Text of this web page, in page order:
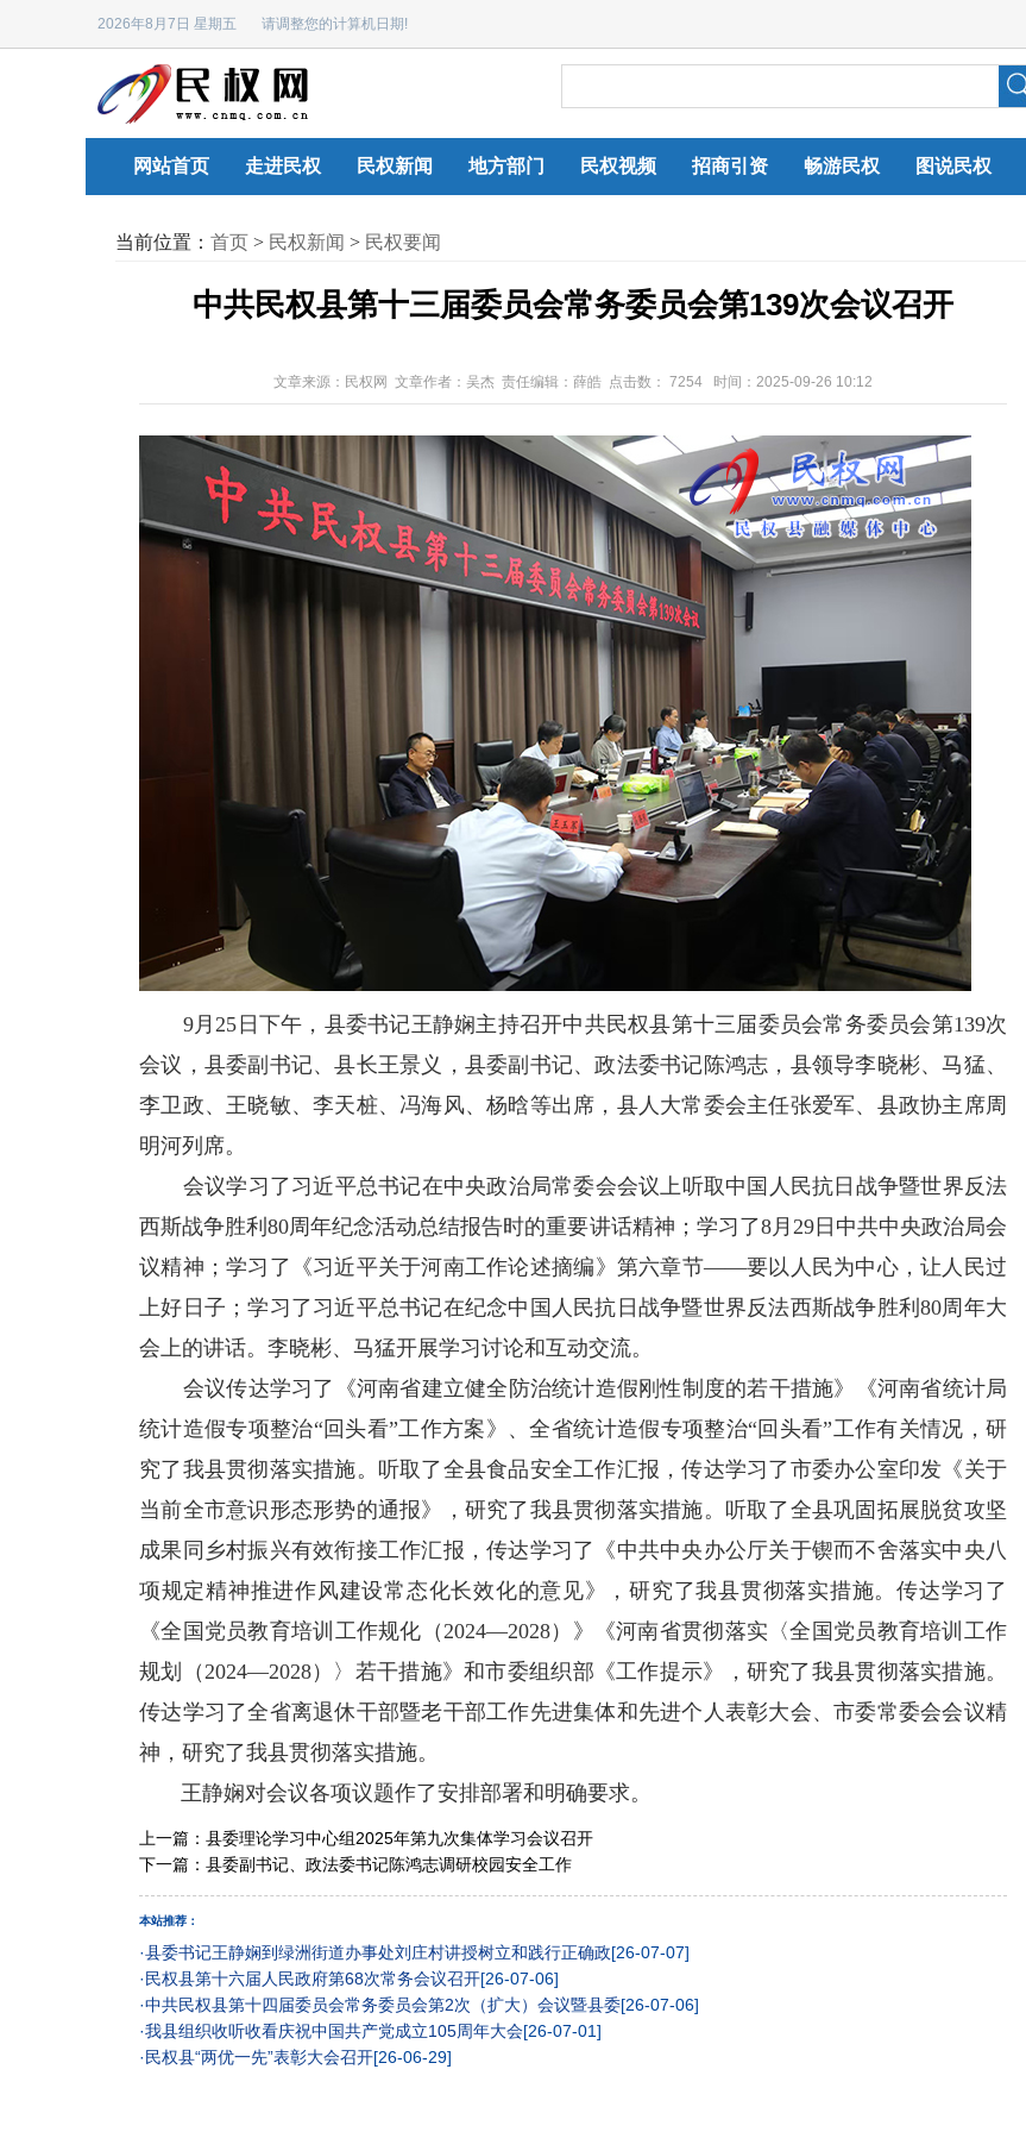
2026年8月7日 星期五 请调整您的计算机日期!
网站首页 走进民权 民权新闻 地方部门 民权视频 招商引资 畅游民权 图说民权
当前位置： 首页 > 民权新闻 > 民权要闻
中共民权县第十三届委员会常务委员会第139次会议召开
文章来源：民权网 文章作者：吴杰 责任编辑：薛皓 点击数： 7254 时间：2025-09-26 10:12
9月25日下午，县委书记王静娴主持召开中共民权县第十三届委员会常务委员会第139次
会议，县委副书记、县长王景义，县委副书记、政法委书记陈鸿志，县领导李晓彬、马猛、
李卫政、王晓敏、李天桩、冯海风、杨晗等出席，县人大常委会主任张爱军、县政协主席周
明河列席。
会议学习了习近平总书记在中央政治局常委会会议上听取中国人民抗日战争暨世界反法
西斯战争胜利80周年纪念活动总结报告时的重要讲话精神；学习了8月29日中共中央政治局会
议精神；学习了《习近平关于河南工作论述摘编》第六章节——要以人民为中心，让人民过
上好日子；学习了习近平总书记在纪念中国人民抗日战争暨世界反法西斯战争胜利80周年大
会上的讲话。李晓彬、马猛开展学习讨论和互动交流。
会议传达学习了《河南省建立健全防治统计造假刚性制度的若干措施》《河南省统计局
统计造假专项整治“回头看”工作方案》、全省统计造假专项整治“回头看”工作有关情况，研
究了我县贯彻落实措施。听取了全县食品安全工作汇报，传达学习了市委办公室印发《关于
当前全市意识形态形势的通报》，研究了我县贯彻落实措施。听取了全县巩固拓展脱贫攻坚
成果同乡村振兴有效衔接工作汇报，传达学习了《中共中央办公厅关于锲而不舍落实中央八
项规定精神推进作风建设常态化长效化的意见》，研究了我县贯彻落实措施。传达学习了
《全国党员教育培训工作规化（2024—2028）》《河南省贯彻落实〈全国党员教育培训工作
规划（2024—2028）〉若干措施》和市委组织部《工作提示》，研究了我县贯彻落实措施。
传达学习了全省离退休干部暨老干部工作先进集体和先进个人表彰大会、市委常委会会议精
神，研究了我县贯彻落实措施。
王静娴对会议各项议题作了安排部署和明确要求。
上一篇： 县委理论学习中心组2025年第九次集体学习会议召开
下一篇： 县委副书记、政法委书记陈鸿志调研校园安全工作
本站推荐：
·县委书记王静娴到绿洲街道办事处刘庄村讲授树立和践行正确政[26-07-07]
· 民权县第十六届人民政府第68次常务会议召开[26-07-06]
·中共民权县第十四届委员会常务委员会第2次（扩大）会议暨县委[26-07-06]
·我县组织收听收看庆祝中国共产党成立105周年大会[26-07-01]
· 民权县“两优一先”表彰大会召开[26-06-29]